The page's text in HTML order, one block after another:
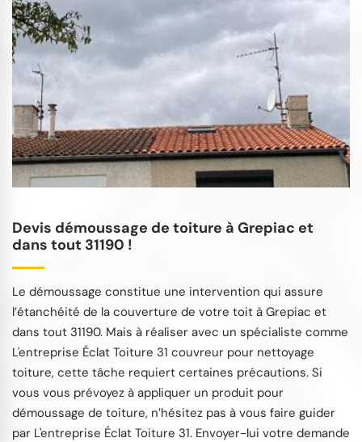
Devis démoussage de toiture à Grepiac et
dans tout 31190 !
Le démoussage constitue une intervention qui assure
l’étanchéité de la couverture de votre toit à Grepiac et
dans tout 31190. Mais à réaliser avec un spécialiste comme
L'entreprise Éclat Toiture 31 couvreur pour nettoyage
toiture, cette tâche requiert certaines précautions. Si
vous vous prévoyez à appliquer un produit pour
démoussage de toiture, n’hésitez pas à vous faire guider
par L'entreprise Éclat Toiture 31. Envoyer-lui votre demande